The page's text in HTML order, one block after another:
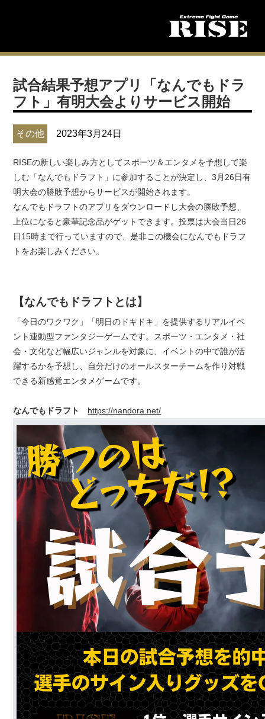
試合結果予想アプリ「なんでもドラ
フト」有明大会よりサービス開始
その他 2023年3月24日
RISEの新しい楽しみ方としてスポーツ＆エンタメを予想して楽
しむ「なんでもドラフト」に参加することが決定し、3月26日有
明大会の勝敗予想からサービスが開始されます。
なんでもドラフトのアプリをダウンロードし大会の勝敗予想、
上位になると豪華記念品がゲットできます。投票は大会当日26
日15時まで行っていますので、是非この機会になんでもドラフ
トをお楽しみください。
【なんでもドラフトとは】
「今日のワクワク」「明日のドキドキ」を提供するリアルイベ
ント連動型ファンタジーゲームです。スポーツ・エンタメ・社
会・文化など幅広いジャンルを対象に、イベントの中で誰が活
躍するかを予想し、自分だけのオールスターチームを作り対戦
できる新感覚エンタメゲームです。
なんでもドラフト https://nandora.net/